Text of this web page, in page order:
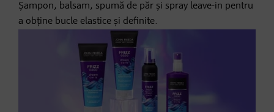
Șampon, balsam, spumă de păr și spray leave-in pentru
a obține bucle elastice și definite.